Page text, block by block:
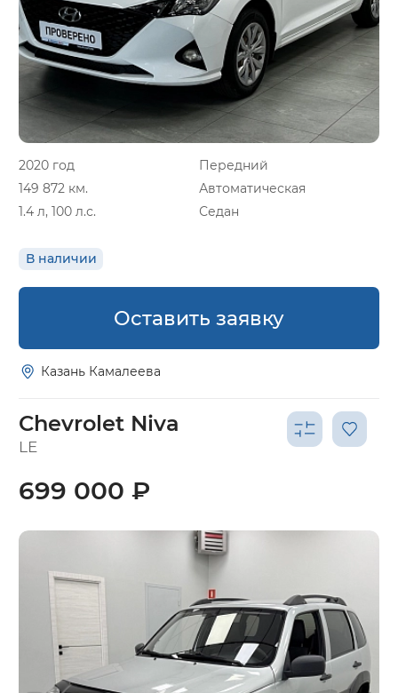
2020 год
Передний
149 872 км.
Автоматическая
1.4 л, 100 л.с.
Седан
В наличии
Оставить заявку
Казань Камалеева
Chevrolet Niva
LE
699 000 ₽